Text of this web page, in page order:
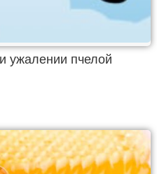
ужалении пчелой